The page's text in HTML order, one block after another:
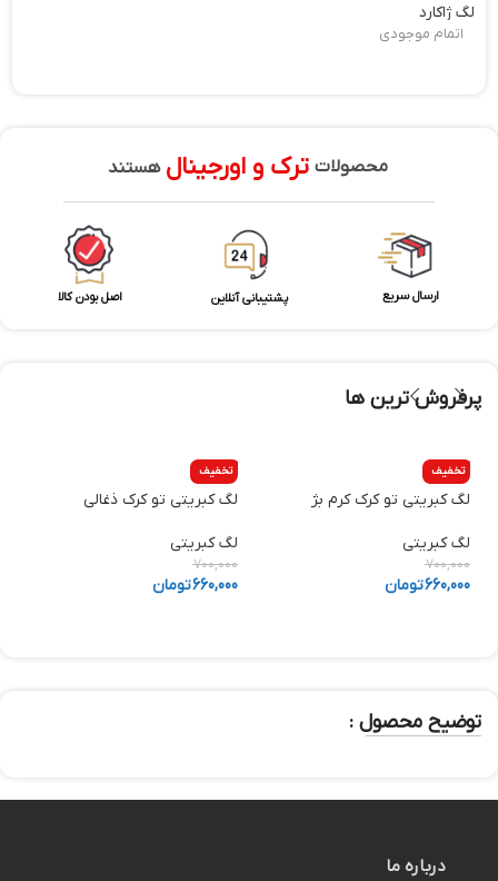
لگ ژاکارد
اتمام موجودی
محصولات ترک و اورجینال هستند
ارسال سریع پشتیبانی آنلاین اصل بودن کالا
پرفروش ترین ها
تخفیف
لگ کبریتی تو کرک کرم بژ
لگ کبریتی
700,000
660,000تومان
تخفیف
لگ کبریتی تو کرک ذغالی
لگ کبریتی
700,000
660,000تومان
توضیح محصول :
درباره ما